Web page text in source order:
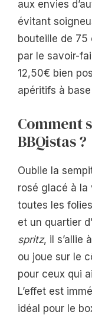
aux envies
évitant
bouteille de 75
par le savoir-
12,50€ bien
apéritifs à
Comment
BBQistas ?
Oublie la
rosé glacé à la
toutes les
et un quartier
spritz, il s’allie
ou joue sur le
pour ceux qui
L’effet est
idéal pour le